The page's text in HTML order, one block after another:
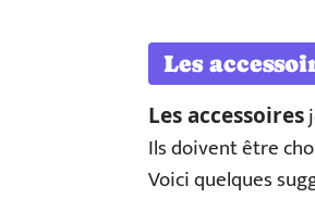
Les
Les accessoires
Ils doivent être
Voici quelques